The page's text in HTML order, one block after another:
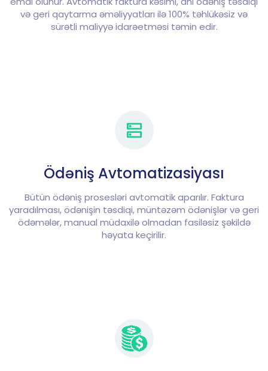
və geri qaytarma əməliyyatları ilə 100% təhlükəsiz və
sürətli maliyyə idarəetməsi təmin edir.
Ödəniş Avtomatizasiyası
Bütün ödəniş prosesləri avtomatik aparılır. Faktura
yaradılması, ödənişin təsdiqi, müntəzəm ödənişlər və geri
ödəmələr, manual müdaxilə olmadan fasiləsiz şəkildə
həyata keçirilir.